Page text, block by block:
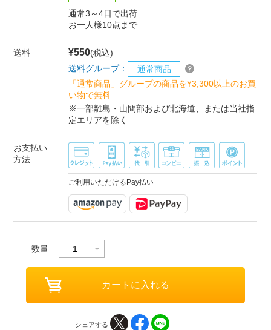
通常3～4日で出荷
お一人様10点まで
送料 ¥550(税込)
送料グループ：
通常商品
「通常商品」グループの商品を¥3,300以上のお買
い物で無料
※一部離島・山間部および北海道、または当社指
定エリアを除く
お支払い
方法
ご利用いただけるPay払い
数量
シェアする